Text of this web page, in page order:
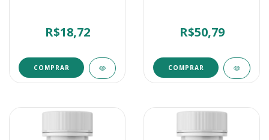
R$18,72 R$50,79